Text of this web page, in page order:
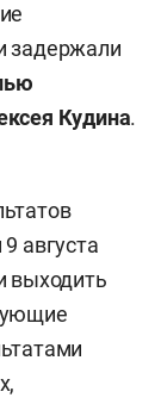
задержали
Кудина.
августа
выходить